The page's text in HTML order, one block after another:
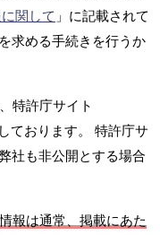
関して 」に記載されて
求める手続きを行うか
特許庁サイト
ております。 特許庁サ
社も非公開とする場合
報は通常、掲載にあた